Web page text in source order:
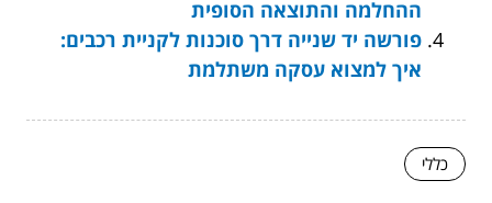
ההחלמה והתוצאה הסופית
פורשה יד שנייה דרך סוכנות לקניית רכבים:
איך למצוא עסקה משתלמת
כללי